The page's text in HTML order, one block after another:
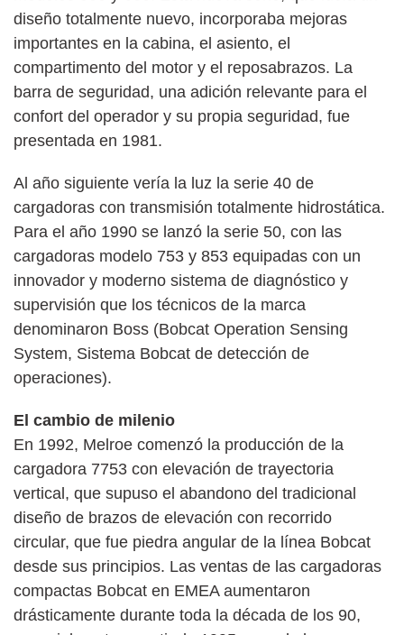
diseño totalmente nuevo, incorporaba mejoras
importantes en la cabina, el asiento, el
compartimento del motor y el reposabrazos. La
barra de seguridad, una adición relevante para el
confort del operador y su propia seguridad, fue
presentada en 1981.
Al año siguiente vería la luz la serie 40 de
cargadoras con transmisión totalmente hidrostática.
Para el año 1990 se lanzó la serie 50, con las
cargadoras modelo 753 y 853 equipadas con un
innovador y moderno sistema de diagnóstico y
supervisión que los técnicos de la marca
denominaron Boss (Bobcat Operation Sensing
System, Sistema Bobcat de detección de
operaciones).
El cambio de milenio
En 1992, Melroe comenzó la producción de la
cargadora 7753 con elevación de trayectoria
vertical, que supuso el abandono del tradicional
diseño de brazos de elevación con recorrido
circular, que fue piedra angular de la línea Bobcat
desde sus principios. Las ventas de las cargadoras
compactas Bobcat en EMEA aumentaron
drásticamente durante toda la década de los 90,